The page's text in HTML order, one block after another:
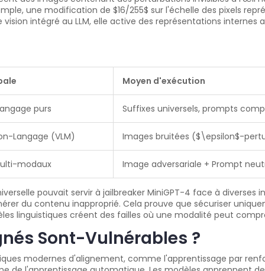
une modification de $16/255$ sur l'échelle des pixels
intégré au LLM, elle active des représentations internes
Moyen d'exécution
purs Suffixes universels, prompts
Langage (VLM) Images bruitées ($\epsilon$-
modaux Image adversariale + Prompt
pouvait servir à jailbreaker MiniGPT-4 face à diverses
du contenu inapproprié. Cela prouve que sécuriser
linguistiques créent des failles où une modalité peut
Sont-Vulnérables ?
modernes d'alignement, comme l'apprentissage par